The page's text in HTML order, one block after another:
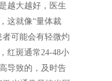
越大越好，医生
这就像“量体裁
可能会有轻微灼
红斑通常24-48小
导致的，及时告